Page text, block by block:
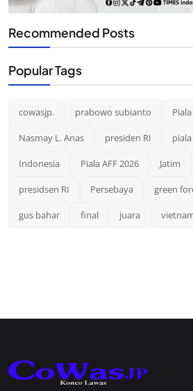
Recommended Posts
Popular Tags
cowasjp. prabowo subianto
Nasmay L. Anas presiden RI
Indonesia Piala AFF 2026 Jatim
presidsen RI Persebaya green
gus bahar final juara